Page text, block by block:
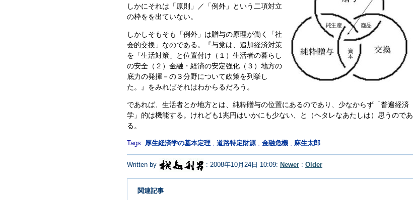
しかにそれは「原則」／「例外」という二項対立
の枠をを出ていない。
しかしそもそも「例外」は贈与の原理が働く「社
会的交換」なのである。『与党は、追加経済対策
を「生活対策」と位置付け（１）生活者の暮らし
の安全（２）金融・経済の安定強化（３）地方の
底力の発揮－の３分野について政策を列挙し
た。』をみればそれはわからるだろう。
であれば、生活者とか地方とは、純粋贈与の位置にあるのであり、少なからず「普遍経済
学」的は機能する。けれども1兆円はいかにも少ない、と（ヘタレなあたしは）思うのであ
る。
Tags: 厚生経済学の基本定理 道路特定財源 金融危機 麻生太郎
Written by : 2008年10月24日 10:09: Newer : Older
関連記事